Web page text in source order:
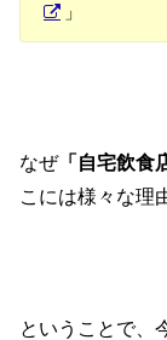
」
なぜ「自宅飲食
こには様々な理
ということで、